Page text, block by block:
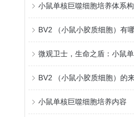
小鼠单核巨噬细胞培养体系
小鼠单核巨噬细胞培养内容